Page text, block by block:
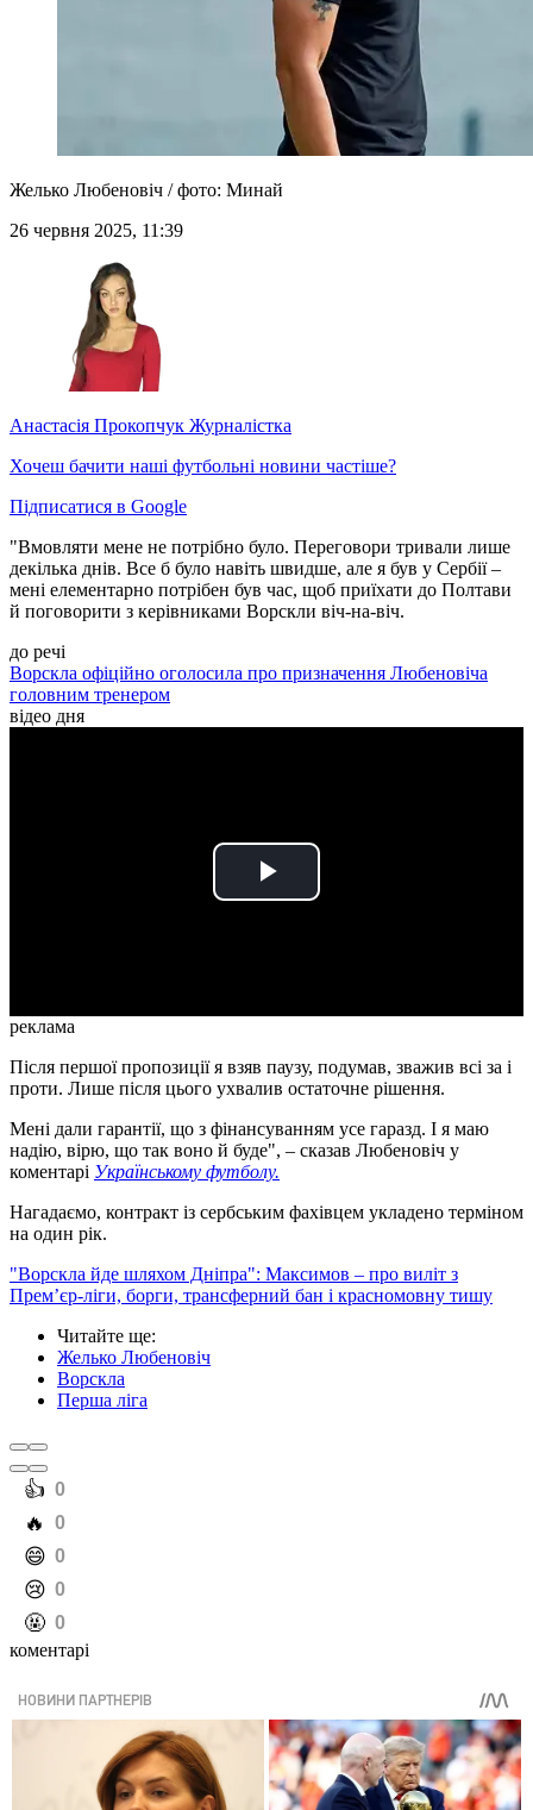
Желько Любеновіч / фото: Минай
26 червня 2025, 11:39
Анастасія Прокопчук Журналістка
Хочеш бачити наші футбольні новини частіше?
Підписатися в Google
"Вмовляти мене не потрібно було. Переговори тривали лише
декілька днів. Все б було навіть швидше, але я був у Сербії –
мені елементарно потрібен був час, щоб приїхати до Полтави
й поговорити з керівниками Ворскли віч-на-віч.
до речі
Ворскла офіційно оголосила про призначення Любеновіча
головним тренером
відео дня
Play
реклама
Після першої пропозиції я взяв паузу, подумав, зважив всі за і
проти. Лише після цього ухвалив остаточне рішення.
Мені дали гарантії, що з фінансуванням усе гаразд. І я маю
надію, вірю, що так воно й буде", – сказав Любеновіч у
коментарі Українському футболу.
Нагадаємо, контракт із сербським фахівцем укладено терміном
на один рік.
"Ворскла йде шляхом Дніпра": Максимов – про виліт з
Прем’єр-ліги, борги, трансферний бан і красномовну тишу
Читайте ще:
Желько Любеновіч
Ворскла
Перша ліга
️👍 0
️🔥 0
️😄 0
️😢 0
️🤬 0
коментарі